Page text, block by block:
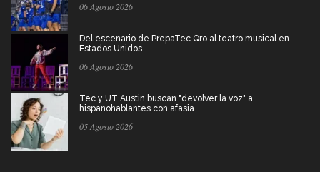
06 Agosto 2026
Del escenario de PrepaTec Qro al teatro musical en
Estados Unidos
06 Agosto 2026
Tec y UT Austin buscan "devolver la voz" a
hispanohablantes con afasia
05 Agosto 2026